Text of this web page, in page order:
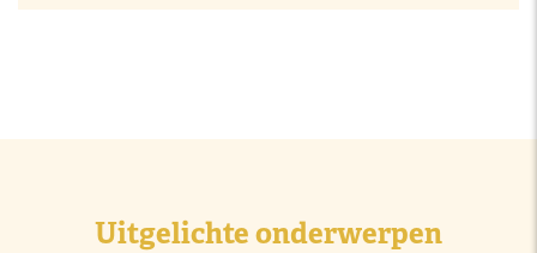
Uitgelichte onderwerpen